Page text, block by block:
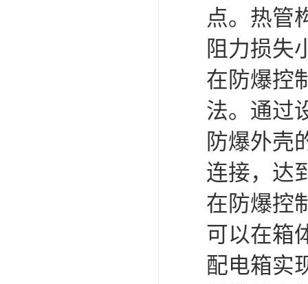
点。热管
阻力损失
在防爆控
法。通过
防爆外壳
连接，达
在防爆控
可以在箱
配电箱实